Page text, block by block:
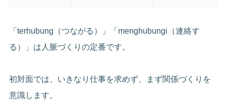
「terhubung（つながる）」「menghubungi（連絡す
る）」は人脈づくりの定番です。
初対面では、いきなり仕事を求めず、まず関係づくりを
意識します。